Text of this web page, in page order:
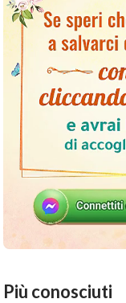
Più conosciuti